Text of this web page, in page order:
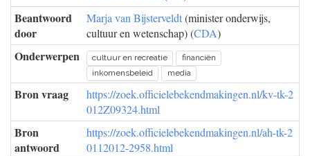
Beantwoord
door
Marja van Bijsterveldt(minister onderwijs,
cultuur en wetenschap) (CDA)
Onderwerpen cultuur en recreatie
financiën
inkomensbeleid
media
Bron vraag
https://zoek.officielebekendmakingen.nl/kv-tk-2
012Z09324.html
Bron
antwoord
https://zoek.officielebekendmakingen.nl/ah-tk-2
0112012-2958.html